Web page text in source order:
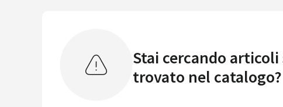
Stai cercando
trovato nel catalogo?